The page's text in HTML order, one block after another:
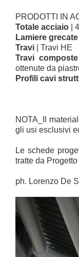
PRODOTTI IN
Totale acciaio |
Lamiere grecate
Travi
| Travi HE
Travi
ottenute da
Profili cavi
NOTA_Il
gli usi esclusivi
Le schede
tratte da
ph. Lorenzo De